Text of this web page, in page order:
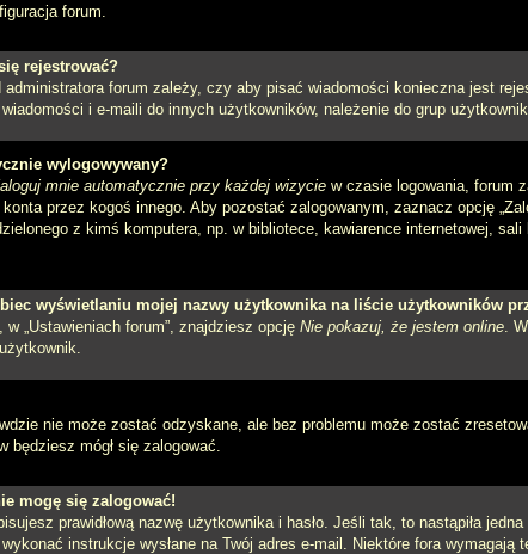
forum.
rejestrować?
forum zależy, czy aby pisać wiadomości konieczna jest
i e-maili do innych użytkowników, należenie do grup
wylogowywany?
mnie automatycznie przy każdej wizycie w czasie logowania, forum
przez kogoś innego. Aby pozostać zalogowanym, zaznacz opcję
z kimś komputera, np. w bibliotece, kawiarence internetowej,
wyświetlaniu mojej nazwy użytkownika na liście użytkowników
„Ustawieniach forum”, znajdziesz opcję Nie pokazuj, że jestem online.
nie może zostać odzyskane, ale bez problemu może zostać
będziesz mógł się zalogować.
mogę się zalogować!
prawidłową nazwę użytkownika i hasło. Jeśli tak, to nastąpiła
instrukcje wysłane na Twój adres e-mail. Niektóre fora